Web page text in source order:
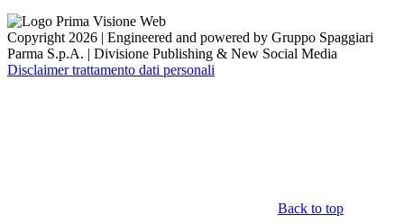
Copyright 2026 | Engineered and powered by Gruppo Spaggiari
Parma S.p.A. | Divisione Publishing & New Social Media
Disclaimer trattamento dati personali
Back to top